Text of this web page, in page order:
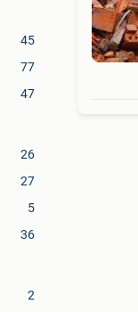
45
77
47
26
27
5
36
2